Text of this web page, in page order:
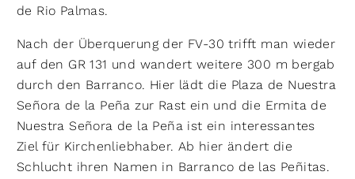
de Rio Palmas.
Nach der Überquerung der FV-30 trifft man wieder
auf den GR 131 und wandert weitere 300 m bergab
durch den Barranco. Hier lädt die Plaza de Nuestra
Señora de la Peña zur Rast ein und die Ermita de
Nuestra Señora de la Peña ist ein interessantes
Ziel für Kirchenliebhaber. Ab hier ändert die
Schlucht ihren Namen in Barranco de las Peñitas.